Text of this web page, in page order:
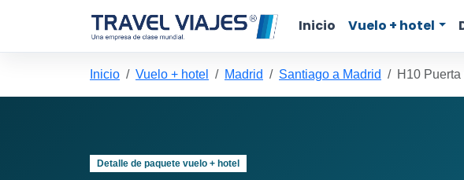
Inicio Vuelo + hotel
Inicio Vuelo + hotel Madrid Santiago a Madrid H10
Detalle de paquete vuelo + hotel